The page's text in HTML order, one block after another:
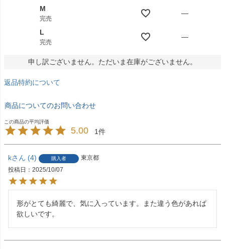
M
完売
—
L
完売
—
申し訳ございません。ただいま在庫がございません。
返品特約について
商品についてのお問い合わせ
5.00 1
k 4 購入者
東京都
投稿日
2025/10/07
形がとても綺麗で、気に入っています。また違う色があれば
欲しいです。